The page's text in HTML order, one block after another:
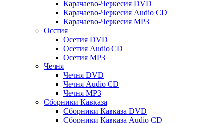
Карачаево-Черкесия DVD
Карачаево-Черкесия Audio CD
Карачаево-Черкесия MP3
Осетия
Осетия DVD
Осетия Audio CD
Осетия MP3
Чечня
Чечня DVD
Чечня Audio CD
Чечня MP3
Сборники Кавказа
Сборники Кавказа DVD
Сборники Кавказа Audio CD